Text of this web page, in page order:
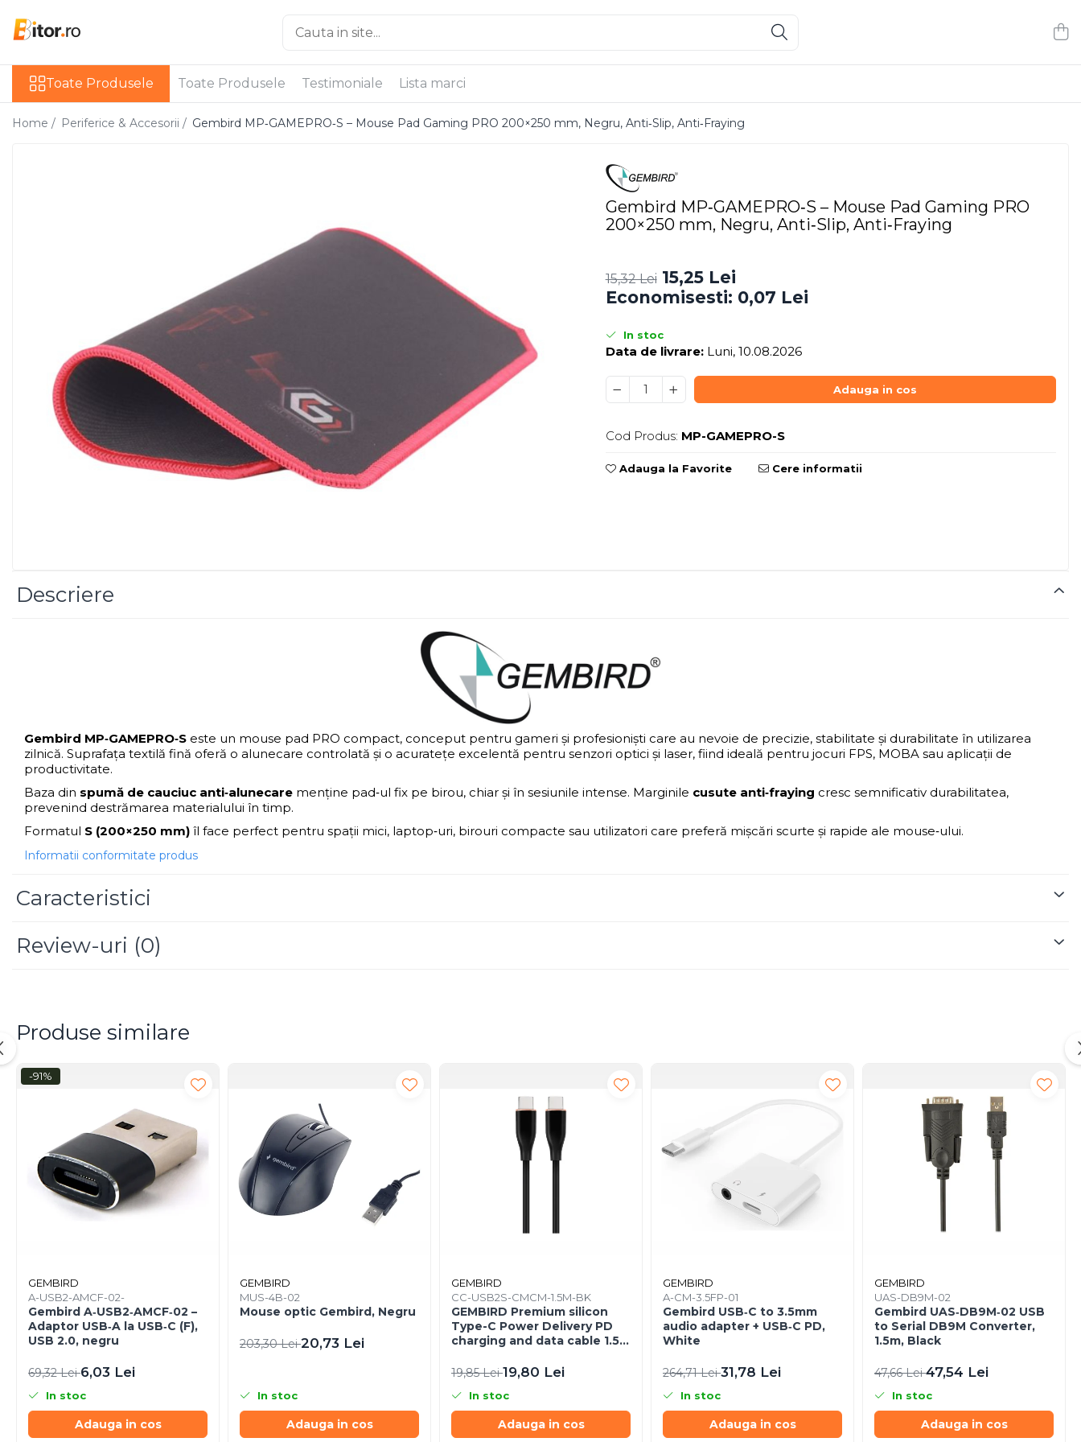
Laptop , PC, Tablete
Laptop-uri
Laptop-uri Gaming
Imprimante & Multifuncționale
Imprimanta Laser Color
Imprimanta Laser Mono
Imprimante Cerneală
Imprimante Matriciale
Multifuncțional Cerneală
Multifuncțional Laser Mono
Accesorii Imprimante &
Consumabile - toner
Scannere Documente
TV, Audio-Video & Multimedia
Monitoare
Monitoare Gaming & Consumer
Monitoare Business
Cabluri & Adaptoare Audio-Video
Suporturi TV Perete
Boxe Wireless & Portabile
Camere Foto & Sisteme Optice
Webcam
Caști & Microfoane
Căști Gaming & Consumer
Microfoane & Reportofoane
Display & signage
Ecrane Digital Signage
Ecrane Touchscreen Digital
Proiectoare Business
Proiectoare Consumer
Componente
Plăci de baza
Plăci de Bază Amd
Plăci de Bază Intel
Plăci video
Plăci Video Gaming & Consumer
Toate Produsele Toate Produsele Testimoniale Lista marci
Home / Periferice & Accesorii / Gembird MP‑GAMEPRO‑S – Mouse Pad Gaming PRO 200×250 mm, Negru, Anti‑Slip, Anti‑Fraying
Gembird MP‑GAMEPRO‑S – Mouse Pad Gaming PRO
200×250 mm, Negru, Anti‑Slip, Anti‑Fraying
15,32 Lei 15,25 Lei
Economisesti: 0,07 Lei
In stoc
Data de livrare:Luni, 10.08.2026
Adauga in cos
Cod Produs: MP-GAMEPRO-S
Adauga la Favorite Cere informatii
Descriere
Gembird MP‑GAMEPRO‑S este un mouse pad PRO compact, conceput pentru gameri și profesioniști care au nevoie de precizie, stabilitate și durabilitate în utilizarea
zilnică. Suprafața textilă fină oferă o alunecare controlată și o acuratețe excelentă pentru senzori optici și laser, fiind ideală pentru jocuri FPS, MOBA sau aplicații de
productivitate.
Baza din spumă de cauciuc anti‑alunecare menține pad‑ul fix pe birou, chiar și în sesiunile intense. Marginile cusute anti‑fraying cresc semnificativ durabilitatea,
prevenind destrămarea materialului în timp.
Formatul S (200×250 mm) îl face perfect pentru spații mici, laptop‑uri, birouri compacte sau utilizatori care preferă mișcări scurte și rapide ale mouse‑ului.
Informatii conformitate produs
Caracteristici
Review-uri (0)
Produse similare
-91%
GEMBIRD
A-USB2-AMCF-02-
Gembird A‑USB2‑AMCF‑02 –
Adaptor USB‑A la USB‑C (F),
USB 2.0, negru
69,32 Lei6,03 Lei
In stoc
Adauga in cos
GEMBIRD
MUS-4B-02
Mouse optic Gembird, Negru
203,30 Lei20,73 Lei
In stoc
Adauga in cos
GEMBIRD
CC-USB2S-CMCM-1.5M-BK
GEMBIRD Premium silicon
Type-C Power Delivery PD
charging and data cable 1.5m
19,85 Lei19,80 Lei
In stoc
Adauga in cos
GEMBIRD
A-CM-3.5FP-01
Gembird USB‑C to 3.5mm
audio adapter + USB‑C PD,
White
264,71 Lei31,78 Lei
In stoc
Adauga in cos
GEMBIRD
UAS-DB9M-02
Gembird UAS‑DB9M‑02 USB
to Serial DB9M Converter,
1.5m, Black
47,66 Lei47,54 Lei
In stoc
Adauga in cos